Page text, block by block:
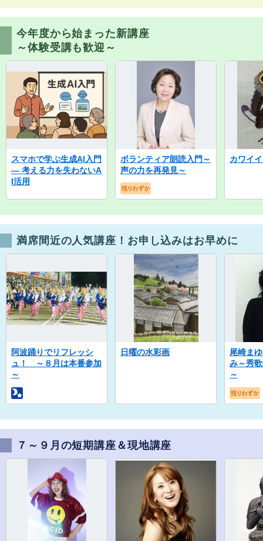
今年度から始まった新講座
～体験受講も歓迎～
スマホで学ぶ生成AI入門
― 考える力を失わないA
I活用
ボランティア朗読入門～
声の力を再発見～
カワイ
満席間近の人気講座！お申し込みはお早めに
阿波踊りでリフレッシ
ュ！ ～８月は本番参加
～
日曜の水彩画
尾崎ま
み～秀
～
７～９月の短期講座＆現地講座